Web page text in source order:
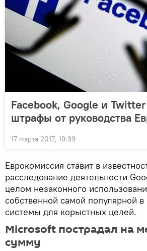
Facebook, Google и Twitter
штрафы от руководства
17 марта 2017, 19:39
Еврокомиссия ставит в
расследование деятельности
целом незаконного
собственной самой популярной
системы для корыстных целей.
Microsoft пострадал на
сумму